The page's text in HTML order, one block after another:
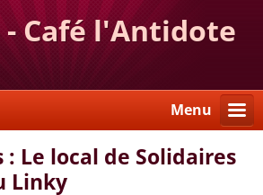
- Café l'Antidote
Menu
: Le local de Solidaires
Linky